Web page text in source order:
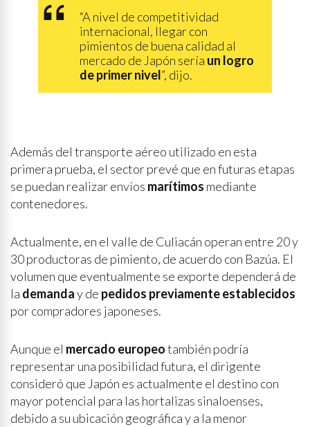
“A nivel de competitividad
internacional, llegar con
pimientos de buena calidad al
mercado de Japón sería un logro
de primer nivel”, dijo.
Además del transporte aéreo utilizado en esta
primera prueba, el sector prevé que en futuras etapas
se puedan realizar envíos marítimos mediante
contenedores.
Actualmente, en el valle de Culiacán operan entre 20 y
30 productoras de pimiento, de acuerdo con Bazúa. El
volumen que eventualmente se exporte dependerá de
la demanday de pedidos previamente establecidos
por compradores japoneses.
Aunque el mercado europeotambién podría
representar una posibilidad futura, el dirigente
consideró que Japón es actualmente el destino con
mayor potencial para las hortalizas sinaloenses,
debido a su ubicación geográfica y a la menor